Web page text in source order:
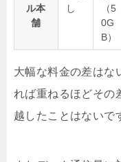
ル本
舗
し
（5
0G
B）
大幅な料金の差はな
れば重ねるほどその
越したことはないで